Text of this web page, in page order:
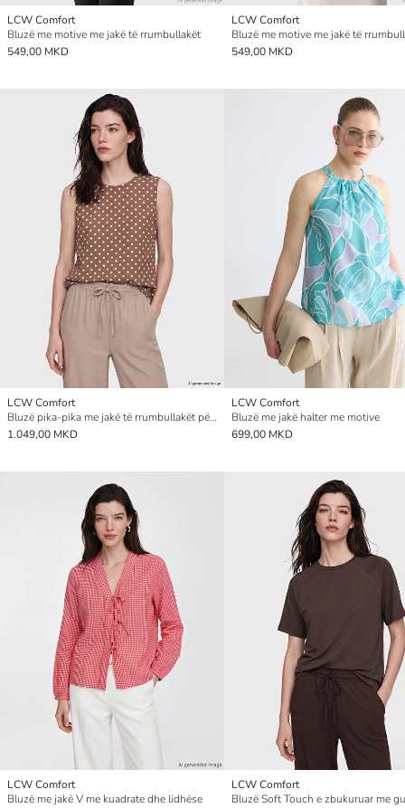
LCW Comfort
Bluzë me motive me jakë të rrumbullakët
549,00 MKD
LCW Comfort
Bluzë me motive me jakë të
549,00 MKD
LCW Comfort
Bluzë pika-pika me jakë të rrumbullakët për gra
1.049,00 MKD
LCW Comfort
Bluzë me jakë halter me motive
699,00 MKD
LCW Comfort
Bluzë me jakë V me kuadrate dhe lidhëse
LCW Comfort